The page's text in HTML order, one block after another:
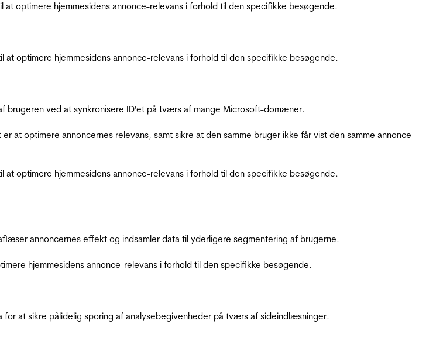
optimere hjemmesidens annonce-relevans i forhold til den specifikke besøgende.
optimere hjemmesidens annonce-relevans i forhold til den specifikke besøgende.
brugeren ved at synkronisere ID'et på tværs af mange Microsoft-domæner.
optimere annoncernes relevans, samt sikre at den samme bruger ikke får vist den samme annonce
optimere hjemmesidens annonce-relevans i forhold til den specifikke besøgende.
annoncernes effekt og indsamler data til yderligere segmentering af brugerne.
hjemmesidens annonce-relevans i forhold til den specifikke besøgende.
at sikre pålidelig sporing af analysebegivenheder på tværs af sideindlæsninger.